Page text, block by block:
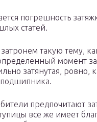
погрешность
статей.
такую тему,
момент
затянутая, ровно,
подшипника.
предпочитают
все же имеет